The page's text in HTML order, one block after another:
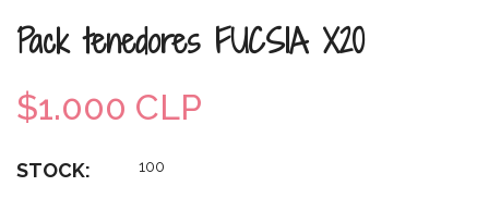
Pack tenedores FUCSIA X20
$1.000 CLP
STOCK: 100